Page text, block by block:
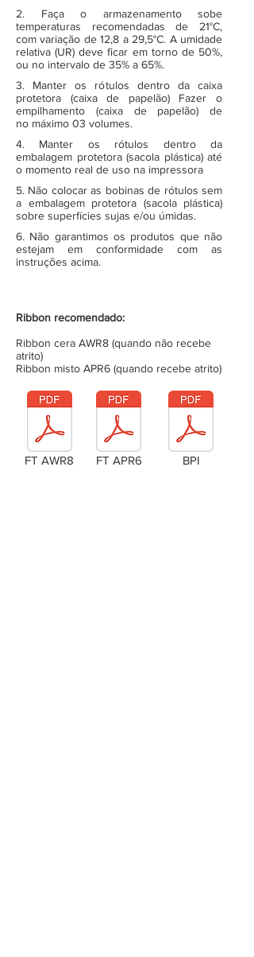
2. Faça o armazenamento sobe
temperaturas recomendadas de 21°C,
com variação de 12,8 a 29,5°C. A umidade
relativa (UR) deve ficar em torno de 50%,
ou no intervalo de 35% a 65%.
3. Manter os rótulos dentro da caixa
protetora (caixa de papelão) Fazer o
empilhamento (caixa de papelão) de
no máximo 03 volumes.
4. Manter os rótulos dentro da
embalagem protetora (sacola plástica) até
o momento real de uso na impressora
5. Não colocar as bobinas de rótulos sem
a embalagem protetora (sacola plástica)
sobre superfícies sujas e/ou úmidas.
6. Não garantimos os produtos que não
estejam em conformidade com as
instruções acima.
Ribbon recomendado:
Ribbon cera AWR8 (quando não recebe
atrito)
Ribbon misto APR6 (quando recebe atrito)
FT AWR8 FT APR6 BPI